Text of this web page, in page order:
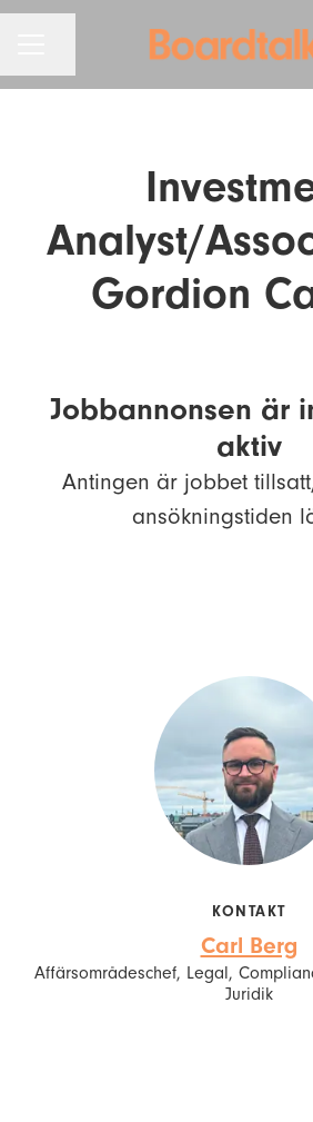
Analyst/
Gordion
Jobbannonsen är
aktiv
Antingen är jobbet
ansökningstiden
KONTAKT
Carl Berg
Affärsområdeschef, Legal,
Juridik